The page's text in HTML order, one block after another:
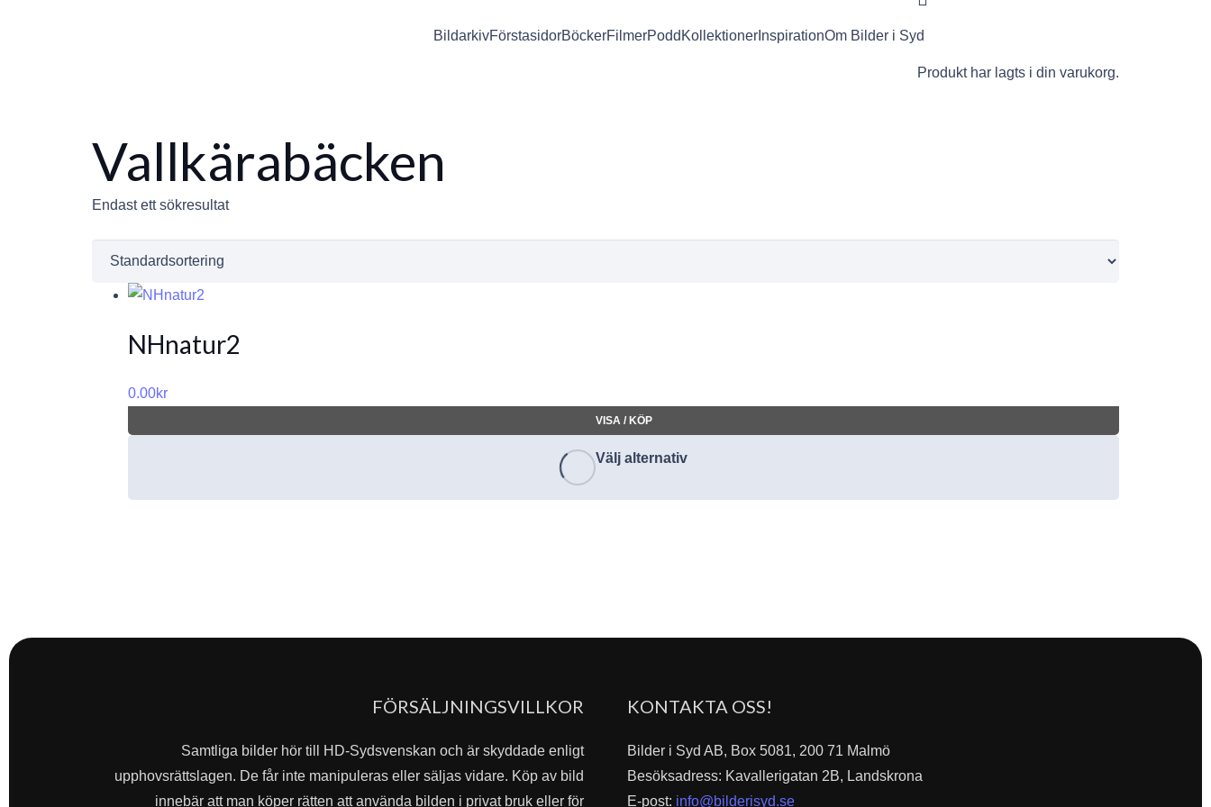
BildarkivFörstasidorBöckerFilmerPodd Kollektioner InspirationOm Bilder i Syd
Produkthar lagts i din varukorg.
Vallkärabäcken
Endast ett sökresultat
NHnatur2
0.00kr
VISA / KÖP
Välj alternativ
FÖRSÄLJNINGSVILLKOR
Samtliga bilder hör till HD-Sydsvenskan och är skyddade enligt
upphovsrättslagen. De får inte manipuleras eller säljas vidare. Köp av bild
innebär att man köper rätten att använda bilden i privat bruk eller för
KONTAKTA OSS!
Bilder i Syd AB, Box 5081, 200 71 Malmö
Besöksadress: Kavallerigatan 2B, Landskrona
E-post: info@bilderisyd.se